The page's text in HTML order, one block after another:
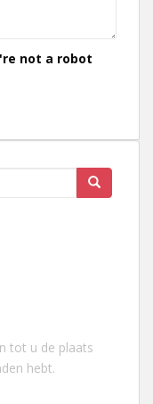
not a robot
tot u de plaats
hebt.